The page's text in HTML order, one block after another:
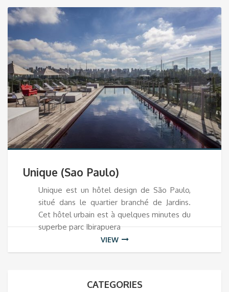
Unique (Sao Paulo)
Unique est un hôtel design de São Paulo,
situé dans le quartier branché de Jardins.
Cet hôtel urbain est à quelques minutes du
superbe parc Ibirapuera
VIEW
CATEGORIES